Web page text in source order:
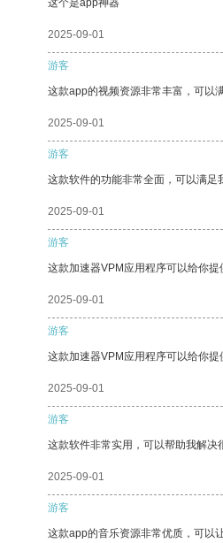
这个是app神器
2025-09-01
游客
这款app的视频资源非常丰富，可以
2025-09-01
游客
这款软件的功能非常全面，可以满足
2025-09-01
游客
这款加速器VPM应用程序可以给你提
2025-09-01
游客
这款加速器VPM应用程序可以给你提
2025-09-01
游客
这款软件非常实用，可以帮助我解决
2025-09-01
游客
这款app的音乐资源非常优质，可以